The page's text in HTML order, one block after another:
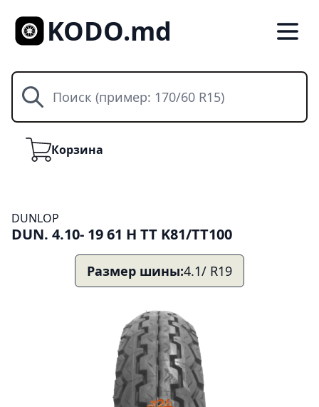
KODO.md
Поиск
КорзинаКорзина
DUNLOP
DUN. 4.10- 19 61 H TT K81/TT100
Размер шины:4.1/ R19